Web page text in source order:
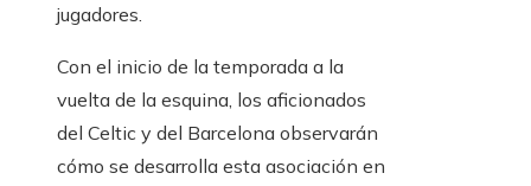
jugadores.
Con el inicio de la temporada a la
vuelta de la esquina, los aficionados
del Celtic y del Barcelona observarán
cómo se desarrolla esta asociación en